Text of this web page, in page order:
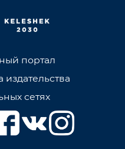
портал
издательства
сетях